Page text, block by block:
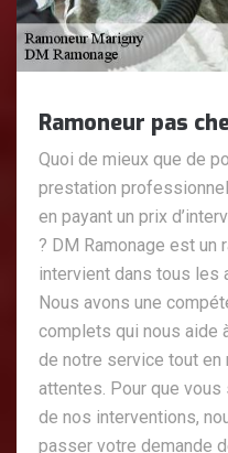
Ramoneur pas
Quoi de mieux que de
prestation
en payant un prix
? DM Ramonage est un
intervient dans tous les
Nous avons une
complets qui nous aide
de notre service tout en
attentes. Pour que
de nos interventions,
passer votre demande